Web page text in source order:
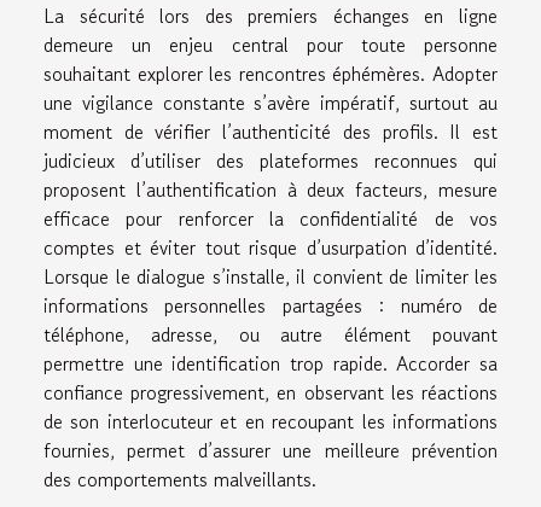
La sécurité lors des premiers échanges en ligne
demeure un enjeu central pour toute personne
souhaitant explorer les rencontres éphémères. Adopter
une vigilance constante s’avère impératif, surtout au
moment de vérifier l’authenticité des profils. Il est
judicieux d’utiliser des plateformes reconnues qui
proposent l’authentification à deux facteurs, mesure
efficace pour renforcer la confidentialité de vos
comptes et éviter tout risque d’usurpation d’identité.
Lorsque le dialogue s’installe, il convient de limiter les
informations personnelles partagées : numéro de
téléphone, adresse, ou autre élément pouvant
permettre une identification trop rapide. Accorder sa
confiance progressivement, en observant les réactions
de son interlocuteur et en recoupant les informations
fournies, permet d’assurer une meilleure prévention
des comportements malveillants.